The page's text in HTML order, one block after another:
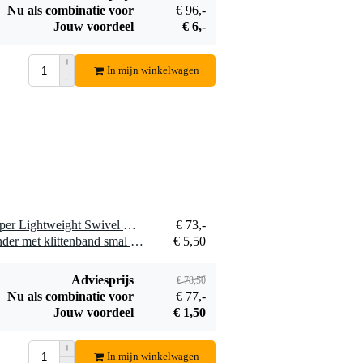
Ayra DMX
€ 5,50
Bestel mee
Nu als combinatie voor
€ 96,-
Jouw voordeel
€ 6,-
+
-
In mijn winkelwagen
1 x Doughty T5812301 Super Lightweight Swivel Coupler Black
€ 73,-
1 x Innox Snap 27 kabelbinder met klittenband smal zwart (10 stuks)
€ 5,50
Adviesprijs € 78,50
Nu als combinatie voor
€ 77,-
Jouw voordeel
€ 1,50
+
In mijn winkelwagen